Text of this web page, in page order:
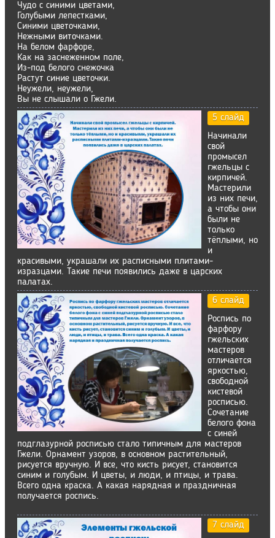
Чудо с синими цветами,
Голубыми лепестками,
Синими цветочками,
Нежными виточками.
На белом фарфоре,
Как на заснеженном поле,
Из-под белого снежочка
Растут синие цветочки.
Неужели, неужели,
Вы не слышали о Гжели.
5 слайд
Начинали
свой
промысел
гжельцы с
кирпичей.
Мастерили
из них печи,
а чтобы они
были не
только
тёплыми, но
и
красивыми, украшали их расписными плитами-
изразцами. Такие печи появились даже в царских
палатах.
6 слайд
Роспись по
фарфору
гжельских
мастеров
отличается
яркостью,
свободной
кистевой
росписью.
Сочетание
белого фона
с синей
подглазурной росписью стало типичным для мастеров
Гжели. Орнамент узоров, в основном растительный,
рисуется вручную. И все, что кисть рисует, становится
синим и голубым. И цветы, и люди, и птицы, и трава.
Всего одна краска. А какая нарядная и праздничная
получается роспись.
7 слайд